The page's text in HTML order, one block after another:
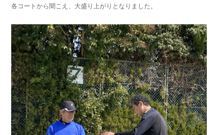
各コートから聞こえ、大盛り上がりとなりました。